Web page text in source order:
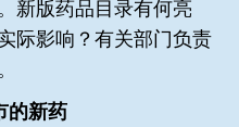
新版药品目录有何亮
际影响？有关部门负责
的新药